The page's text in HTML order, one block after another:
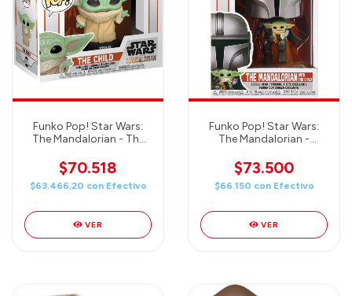
Funko Pop! Star Wars:
The Mandalorian - The
$70.518
$63.466,20 con Efectivo
VER
Funko Pop! Star Wars:
The Mandalorian -
The Child
$73.500
$66.150 con Efectivo
VER